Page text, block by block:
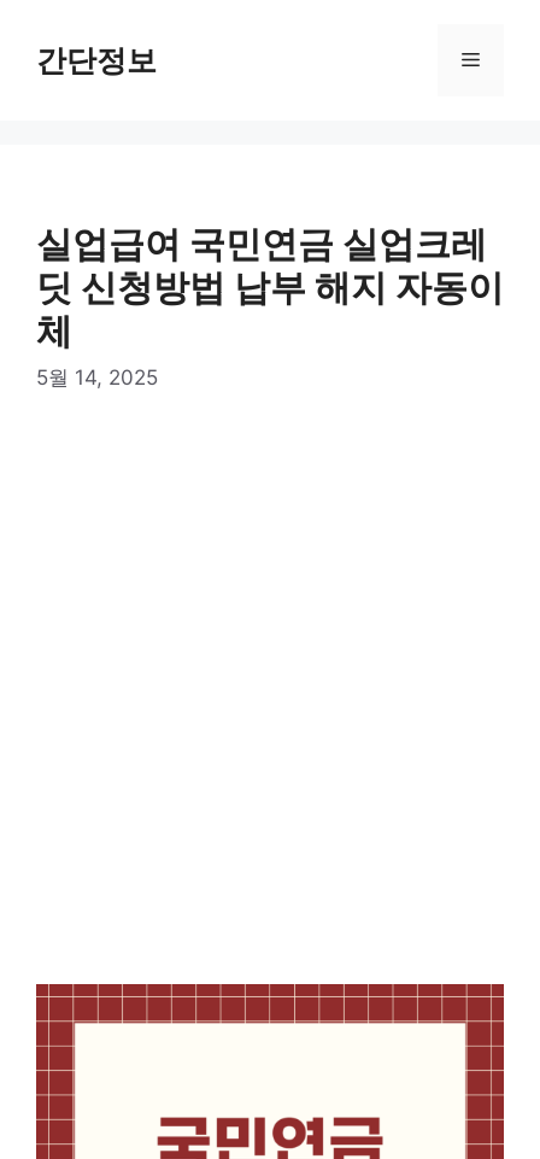
간단정보 메
실업급여 국민연금 실업크레
딧 신청방법 납부 해지 자동이
체
5월 14, 2025